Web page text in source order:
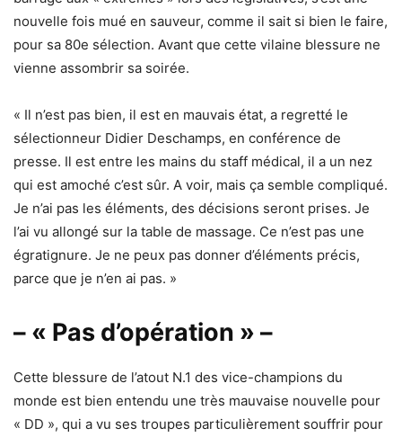
nouvelle fois mué en sauveur, comme il sait si bien le faire,
pour sa 80e sélection. Avant que cette vilaine blessure ne
vienne assombrir sa soirée.
« Il n’est pas bien, il est en mauvais état, a regretté le
sélectionneur Didier Deschamps, en conférence de
presse. Il est entre les mains du staff médical, il a un nez
qui est amoché c’est sûr. A voir, mais ça semble compliqué.
Je n’ai pas les éléments, des décisions seront prises. Je
l’ai vu allongé sur la table de massage. Ce n’est pas une
égratignure. Je ne peux pas donner d’éléments précis,
parce que je n’en ai pas. »
– « Pas d’opération » –
Cette blessure de l’atout N.1 des vice-champions du
monde est bien entendu une très mauvaise nouvelle pour
« DD », qui a vu ses troupes particulièrement souffrir pour